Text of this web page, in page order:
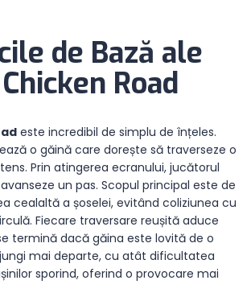
de Bază ale
Road
este incredibil de simplu de înțeles.
o găină care dorește să traverseze o
Prin atingerea ecranului, jucătorul
un pas. Scopul principal este de
cealaltă a șoselei, evitând coliziunea cu
Fiecare traversare reușită aduce
termină dacă găina este lovită de o
mai departe, cu atât dificultatea
sporind, oferind o provocare mai